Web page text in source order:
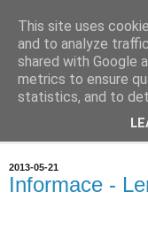
Chalupa
2013-05-21
Informace -
This site uses
and to analyze
shared with Google
metrics to ensure
statistics, and to